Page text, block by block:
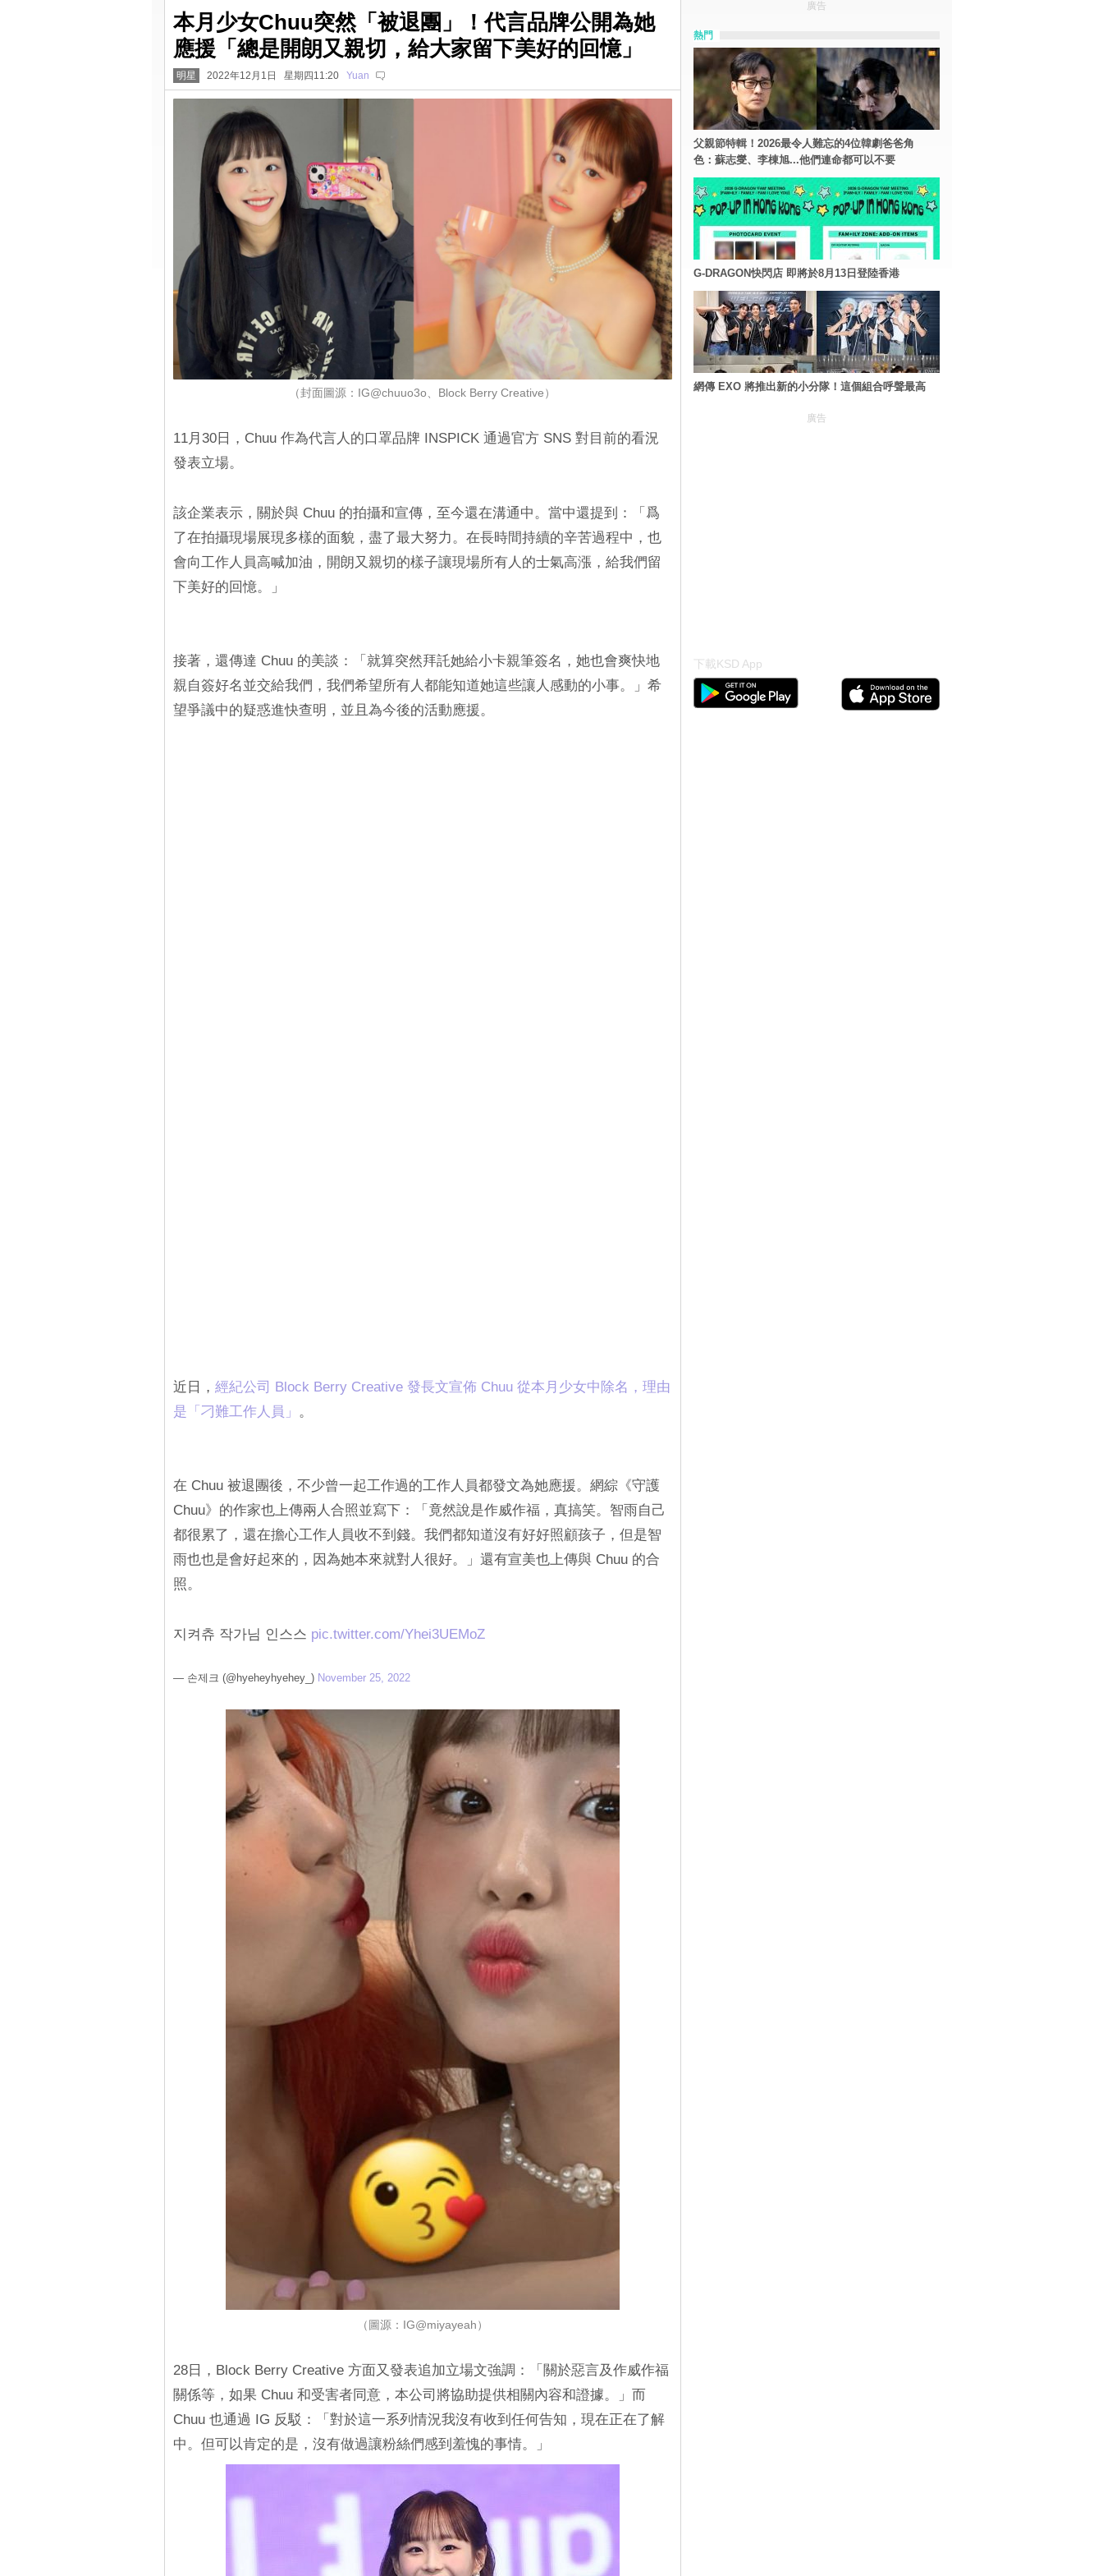
本月少女Chuu突然「被退團」！代言品牌公開為她
應援「總是開朗又親切，給大家留下美好的回憶」
明星 2022年12月1日 星期四11:20 Yuan
（封面圖源：IG@chuuo3o、Block Berry Creative）
11月30日，Chuu 作為代言人的口罩品牌 INSPICK 通過官方 SNS 對目前的看況
發表立場。
該企業表示，關於與 Chuu 的拍攝和宣傳，至今還在溝通中。當中還提到：「爲
了在拍攝現場展現多樣的面貌，盡了最大努力。在長時間持續的辛苦過程中，也
會向工作人員高喊加油，開朗又親切的樣子讓現場所有人的士氣高漲，給我們留
下美好的回憶。」
接著，還傳達 Chuu 的美談：「就算突然拜託她給小卡親筆簽名，她也會爽快地
親自簽好名並交給我們，我們希望所有人都能知道她這些讓人感動的小事。」希
望爭議中的疑惑進快查明，並且為今後的活動應援。
近日， 經紀公司 Block Berry Creative 發長文宣佈 Chuu 從本月少女中除名，理由
是「刁難工作人員」 。
在 Chuu 被退團後，不少曾一起工作過的工作人員都發文為她應援。網綜《守護
Chuu》的作家也上傳兩人合照並寫下：「竟然說是作威作福，真搞笑。智雨自己
都很累了，還在擔心工作人員收不到錢。我們都知道沒有好好照顧孩子，但是智
雨也也是會好起來的，因為她本來就對人很好。」還有宣美也上傳與 Chuu 的合
照。
지켜츄 작가님 인스스 pic.twitter.com/Yhei3UEMoZ
— 손제크 (@hyeheyhyehey_) November 25, 2022
（圖源：IG@miyayeah）
28日，Block Berry Creative 方面又發表追加立場文強調：「關於惡言及作威作福
關係等，如果 Chuu 和受害者同意，本公司將協助提供相關內容和證據。」而
Chuu 也通過 IG 反駁：「對於這一系列情況我沒有收到任何告知，現在正在了解
中。但可以肯定的是，沒有做過讓粉絲們感到羞愧的事情。」
廣告
熱門
父親節特輯！2026最令人難忘的4位韓劇爸爸角
色：蘇志燮、李棟旭...他們連命都可以不要
G-DRAGON快閃店 即將於8月13日登陸香港
網傳 EXO 將推出新的小分隊！這個組合呼聲最高
廣告
下載KSD App